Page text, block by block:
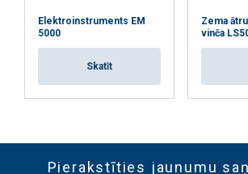
Elektroinstruments EM
5000
Skatīt
Zema
vinča
Pierakstīties jaunumu